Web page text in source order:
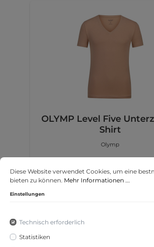
OLYMP Level Five
Shirt
Olymp
Diese Website verwendet Cookies, um eine
bieten zu können. Mehr Informationen ...
Einstellungen
Technisch erforderlich
Statistiken